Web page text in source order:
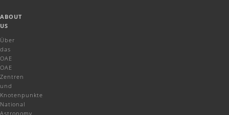
ABOUT
US
Über
das
OAE
OAE
Zentren
und
Knotenpunkte
National
Astronomy